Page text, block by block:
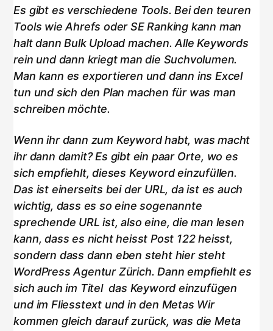
Es gibt es verschiedene Tools. Bei den teuren
Tools wie Ahrefs oder SE Ranking kann man
halt dann Bulk Upload machen. Alle Keywords
rein und dann kriegt man die Suchvolumen.
Man kann es exportieren und dann ins Excel
tun und sich den Plan machen für was man
schreiben möchte.
Wenn ihr dann zum Keyword habt, was macht
ihr dann damit? Es gibt ein paar Orte, wo es
sich empfiehlt, dieses Keyword einzufüllen.
Das ist einerseits bei der URL, da ist es auch
wichtig, dass es so eine sogenannte
sprechende URL ist, also eine, die man lesen
kann, dass es nicht heisst Post 122 heisst,
sondern dass dann eben steht hier steht
WordPress Agentur Zürich. Dann empfiehlt es
sich auch im Titel das Keyword einzufügen
und im Fliesstext und in den Metas Wir
kommen gleich darauf zurück, was die Meta